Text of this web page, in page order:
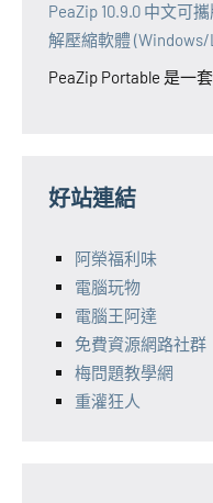
PeaZip 10.9.0 中文可
解壓縮軟體
PeaZip Portable 是一
好站連結
阿榮福利味
電腦玩物
電腦王阿達
免費資源網路社群
梅問題教學網
重灌狂人